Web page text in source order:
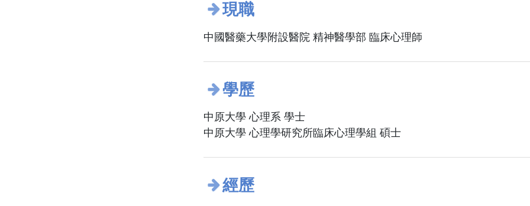
現職
中國醫藥大學附設醫院 精神醫學部 臨床心理師
學歷
中原大學 心理系 學士
中原大學 心理學研究所臨床心理學組 碩士
經歷